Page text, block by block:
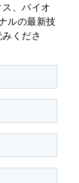
、バイオ
ルの最新技
くださ